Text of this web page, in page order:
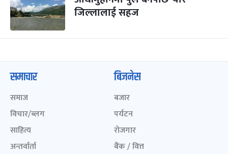
जिल्लालाई सहज
समाचार
समाज
विचार/ब्लग
साहित्य
अन्तर्वार्ता
बिजनेस
बजार
पर्यटन
रोजगार
बैंक / वित्त